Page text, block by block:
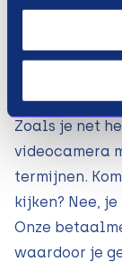
Met in3 je
betalen
Zoals je net
videocamera
termijnen.
kijken? Nee,
Onze
waardoor je